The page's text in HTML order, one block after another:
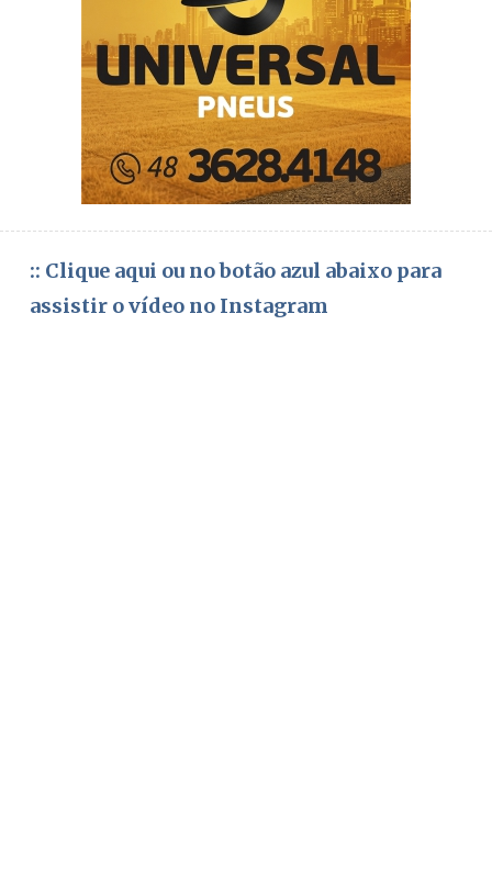
:: Clique aqui ou no botão azul abaixo para
assistir o vídeo no Instagram